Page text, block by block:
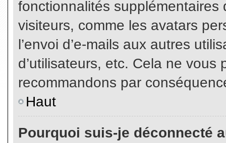
fonctionnalités
visiteurs, comme les avatars
l’envoi d’e-mails aux autres
d’utilisateurs, etc. Cela ne vous
recommandons par
Haut
Pourquoi suis-je déconnecté